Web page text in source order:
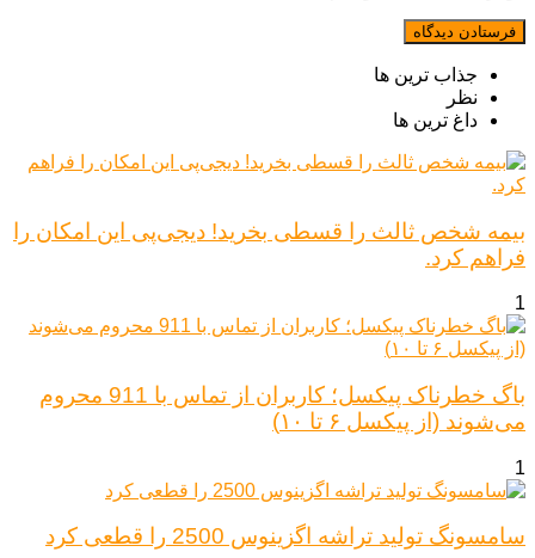
جذاب ترین ها
نظر
داغ ترین ها
بیمه شخص ثالث را قسطی بخرید! دیجی‌پی این امکان را
فراهم کرد.
1
باگ خطرناک پیکسل؛ کاربران از تماس با 911 محروم
می‌شوند (از پیکسل ۶ تا ۱۰)
1
سامسونگ تولید تراشه اگزینوس 2500 را قطعی کرد